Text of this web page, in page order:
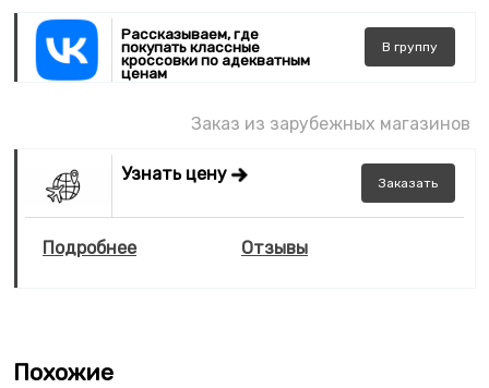
Рассказываем, где
покупать классные
кроссовки по адекватным
ценам
В группу
Заказ из зарубежных магазинов
Узнать цену Заказать
Подробнее Отзывы
Похожие